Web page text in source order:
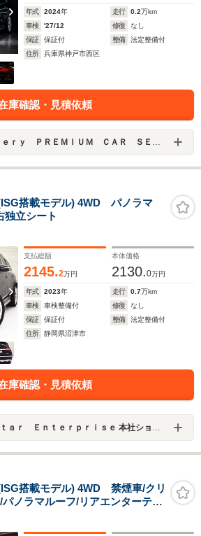
年式 2024年 走行 0.2万km
車検
'27/12 修復
なし
保証
保証付 整備
法定整備付
住所
兵庫県神戸市西区
庫確認・見積依頼
ｙ ＰＲＥＭＩＵＭ ＣＡＲ ＳＥＬＥＣＴＩＯＮ
搭載モデル) 4WD パノラマ
独立シート
支払総額
2145.2万円
本体価格
2130.0万円
年式 2023年 走行 0.7万km
車検
車検整備付 修復
なし
保証
保証付 整備
法定整備付
住所
静岡県沼津市
庫確認・見積依頼
ｒ Ｅｎｔｅｒｐｒｉｓｅ 本社ショールーム
搭載モデル) 4WD 禁煙車/クリ
ノラマルーフ/リアエンターテイ
ウンド/ナビ・TV・ETC・ドラ